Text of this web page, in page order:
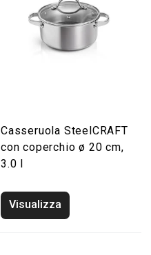
Casseruola SteelCRAFT
con coperchio ø 20 cm,
3.0 l
Visualizza